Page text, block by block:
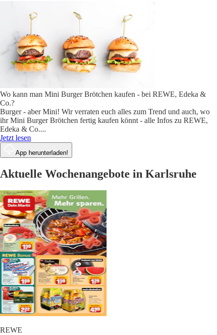
Wo kann man Mini Burger Brötchen kaufen - bei REWE, Edeka &
Co.?
Burger - aber Mini! Wir verraten euch alles zum Trend und auch, wo
ihr Mini Burger Brötchen fertig kaufen könnt - alle Infos zu REWE,
Edeka & Co....
Jetzt lesen
App herunterladen!
Aktuelle Wochenangebote in Karlsruhe
REWE